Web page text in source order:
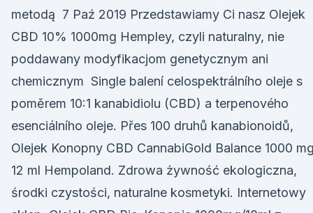
metodą 7 Paź 2019 Przedstawiamy Ci nasz Olejek
CBD 10% 1000mg Hempley, czyli naturalny, nie
poddawany modyfikacjom genetycznym ani
chemicznym Single balení celospektrálního oleje s
poměrem 10:1 kanabidiolu (CBD) a terpenového
esenciálního oleje. Přes 100 druhů kanabionoidů,
Olejek Konopny CBD CannabiGold Balance 1000
12 ml Hempoland. Zdrowa żywność ekologiczna,
środki czystości, naturalne kosmetyki. Internetowy